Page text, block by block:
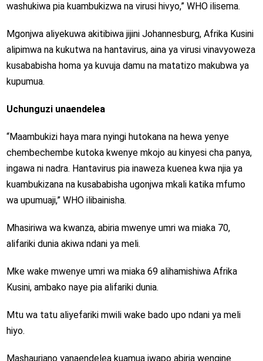
washukiwa pia kuambukizwa na virusi hivyo,” WHO ilisema.
Mgonjwa aliyekuwa akitibiwa jijini Johannesburg, Afrika Kusini
alipimwa na kukutwa na hantavirus, aina ya virusi vinavyoweza
kusababisha homa ya kuvuja damu na matatizo makubwa ya
kupumua.
Uchunguzi unaendelea
“Maambukizi haya mara nyingi hutokana na hewa yenye
chembechembe kutoka kwenye mkojo au kinyesi cha panya,
ingawa ni nadra. Hantavirus pia inaweza kuenea kwa njia ya
kuambukizana na kusababisha ugonjwa mkali katika mfumo
wa upumuaji,” WHO ilibainisha.
Mhasiriwa wa kwanza, abiria mwenye umri wa miaka 70,
alifariki dunia akiwa ndani ya meli.
Mke wake mwenye umri wa miaka 69 alihamishiwa Afrika
Kusini, ambako naye pia alifariki dunia.
Mtu wa tatu aliyefariki mwili wake bado upo ndani ya meli
hiyo.
Mashauriano yanaendelea kuamua iwapo abiria wengine